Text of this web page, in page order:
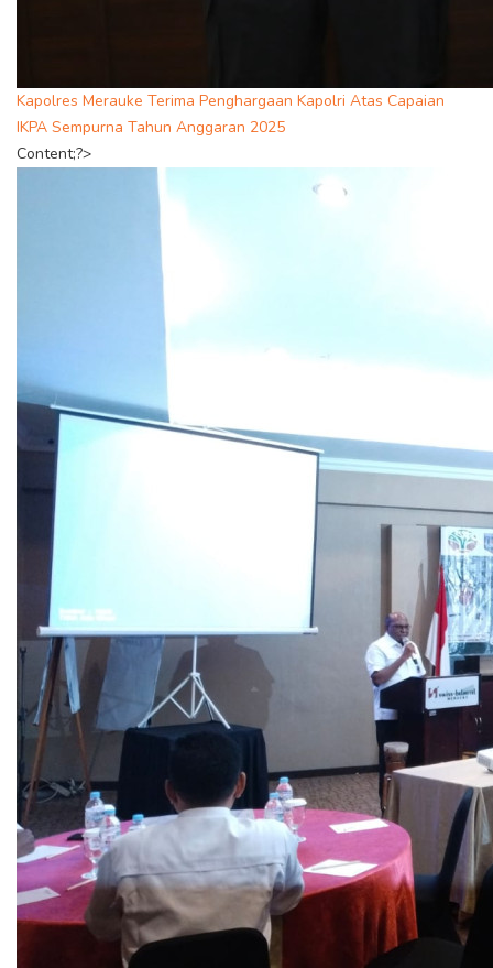
Kapolres Merauke Terima Penghargaan Kapolri Atas Capaian
IKPA Sempurna Tahun Anggaran 2025
Content;?>